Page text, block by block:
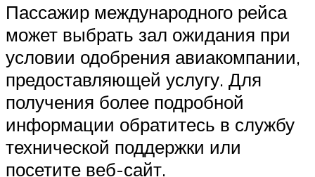
Пассажир международного рейса
может выбрать зал ожидания при
условии одобрения авиакомпании,
предоставляющей услугу. Для
получения более подробной
информации обратитесь в службу
технической поддержки или
посетите веб-сайт.